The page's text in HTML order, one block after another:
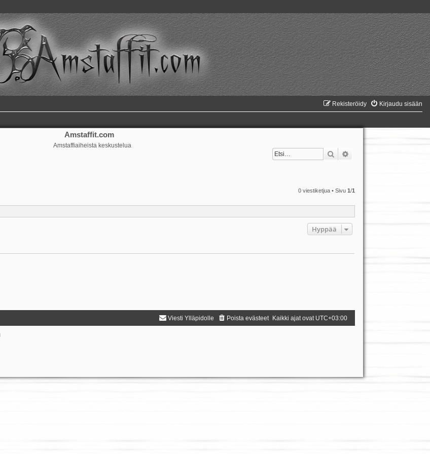
Kirjaudu sisään
Rekisteröidy
Amstaffit.com
Amstaffiaiheista keskustelua
Etsi
0 viestiketjua • Sivu1/1
Hyppää
Kaikki ajat ovat UTC+03:00
Poista evästeet
Viesti Ylläpidolle